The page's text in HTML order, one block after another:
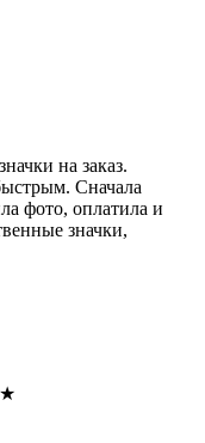
на заказ.
Сначала
фото, оплатила и
значки,
★